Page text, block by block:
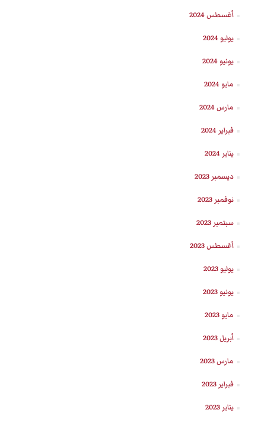
أغسطس 2024
يوليو 2024
يونيو 2024
مايو 2024
مارس 2024
فبراير 2024
يناير 2024
ديسمبر 2023
نوفمبر 2023
سبتمبر 2023
أغسطس 2023
يوليو 2023
يونيو 2023
مايو 2023
أبريل 2023
مارس 2023
فبراير 2023
يناير 2023